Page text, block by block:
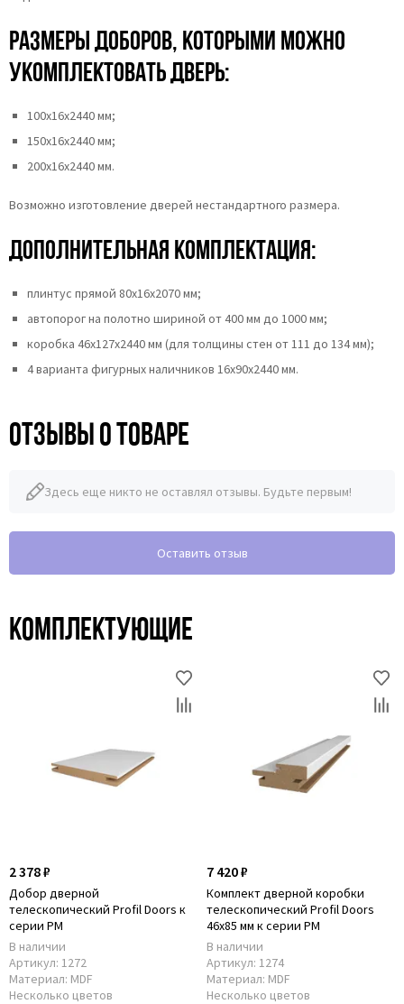
Размеры доборов, которыми можно
укомплектовать дверь:
100х16х2440 мм;
150х16х2440 мм;
200х16х2440 мм.
Возможно изготовление дверей нестандартного размера.
Дополнительная комплектация:
плинтус прямой 80х16х2070 мм;
автопорог на полотно шириной от 400 мм до 1000 мм;
коробка 46x127x2440 мм (для толщины стен от 111 до 134 мм);
4 варианта фигурных наличников 16х90х2440 мм.
Отзывы о товаре
Здесь еще никто не оставлял отзывы. Будьте первым!
Оставить отзыв
Комплектующие
2 378 ₽
Добор дверной
телескопический Profil Doors к
серии PM
В наличии
Артикул: 1272
Материал: MDF
Несколько цветов
7 420 ₽
Комплект дверной коробки
телескопический Profil Doors
46x85 мм к серии PM
В наличии
Артикул: 1274
Материал: MDF
Несколько цветов